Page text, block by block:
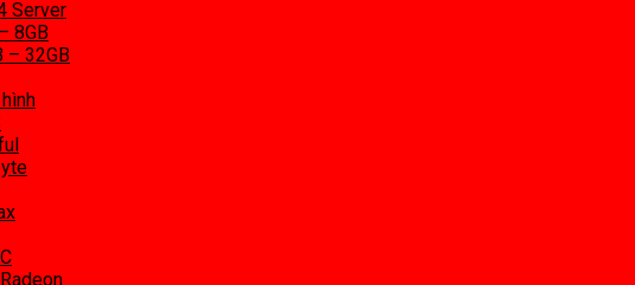
Server
8GB
– 32GB